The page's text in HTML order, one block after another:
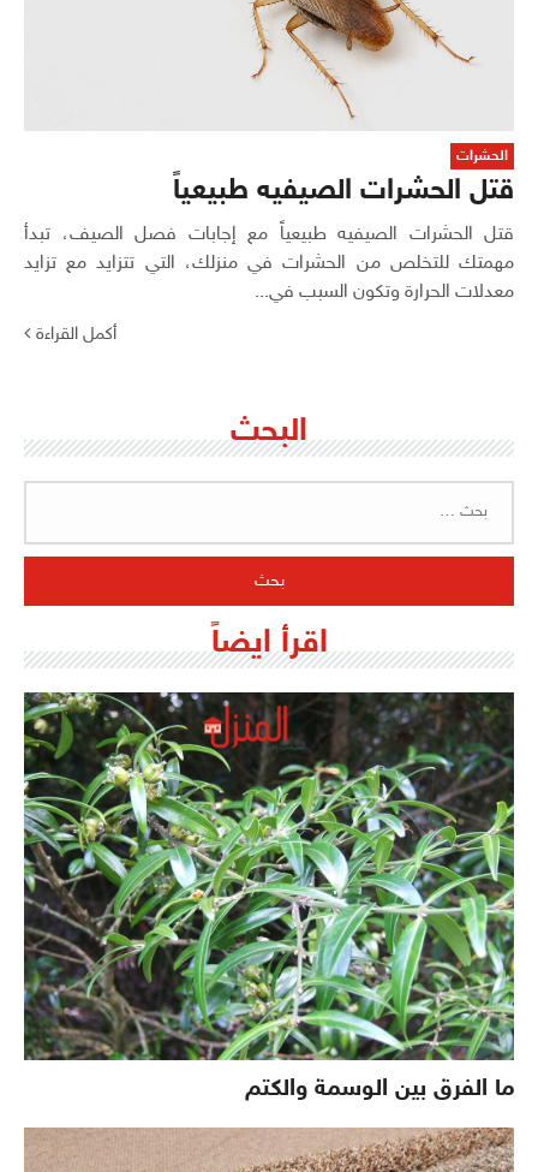
الحشرات
قتل الحشرات الصيفيه طبيعياً
قتل الحشرات الصيفيه طبيعياً مع إجابات فصل الصيف، تبدأ
مهمتك للتخلص من الحشرات في منزلك، التي تتزايد مع تزايد
معدلات الحرارة وتكون السبب في...
أكمل القراءة
البحث
اقرأ ايضاً
ما الفرق بين الوسمة والكتم